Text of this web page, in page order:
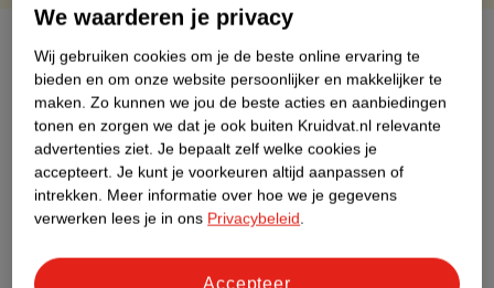
Over dit product
Productinformatie
Etiketinformatie
Nature Impact Score
Dit product heeft (nog) geen Nature
Impact Score.
We waarderen je privacy
Wij gebruiken cookies om je de beste online ervaring te
bieden en om onze website persoonlijker en makkelijker te
maken. Zo kunnen we jou de beste acties en aanbiedingen
tonen en zorgen we dat je ook buiten Kruidvat.nl relevante
advertenties ziet. Je bepaalt zelf welke cookies je
accepteert. Je kunt je voorkeuren altijd aanpassen of
intrekken. Meer informatie over hoe we je gegevens
verwerken lees je in ons Privacybeleid.
Accepteer